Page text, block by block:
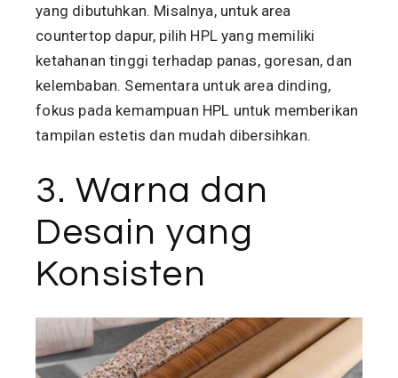
yang dibutuhkan. Misalnya, untuk area
countertop dapur, pilih HPL yang memiliki
ketahanan tinggi terhadap panas, goresan, dan
kelembaban. Sementara untuk area dinding,
fokus pada kemampuan HPL untuk memberikan
tampilan estetis dan mudah dibersihkan.
3. Warna dan
Desain yang
Konsisten